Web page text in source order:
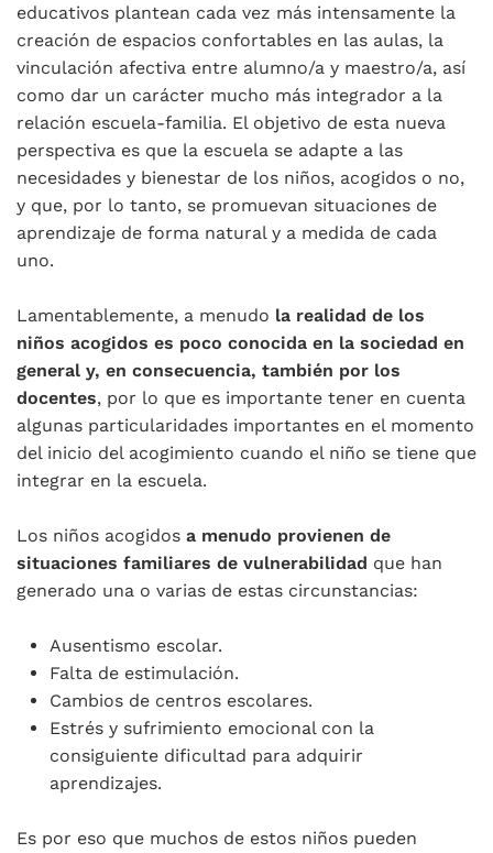
educativos plantean cada vez más intensamente la
creación de espacios confortables en las aulas, la
vinculación afectiva entre alumno/a y maestro/a, así
como dar un carácter mucho más integrador a la
relación escuela-familia. El objetivo de esta nueva
perspectiva es que la escuela se adapte a las
necesidades y bienestar de los niños, acogidos o no,
y que, por lo tanto, se promuevan situaciones de
aprendizaje de forma natural y a medida de cada
uno.
Lamentablemente, a menudo la realidad de los
niños acogidos es poco conocida en la sociedad en
general y, en consecuencia, también por los
docentes, por lo que es importante tener en cuenta
algunas particularidades importantes en el momento
del inicio del acogimiento cuando el niño se tiene que
integrar en la escuela.
Los niños acogidos a menudo provienen de
situaciones familiares de vulnerabilidad que han
generado una o varias de estas circunstancias:
Ausentismo escolar.
Falta de estimulación.
Cambios de centros escolares.
Estrés y sufrimiento emocional con la
consiguiente dificultad para adquirir
aprendizajes.
Es por eso que muchos de estos niños pueden